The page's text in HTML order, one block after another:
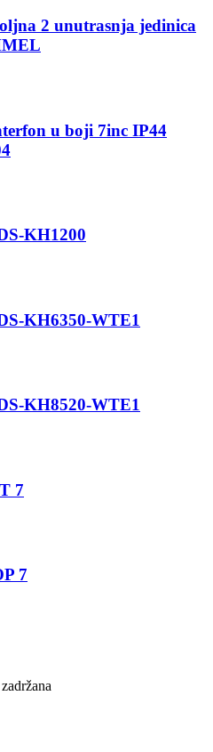
2 unutrasnja jedinica
u boji 7inc IP44
KH1200
KH6350-WTE1
KH8520-WTE1
7
7